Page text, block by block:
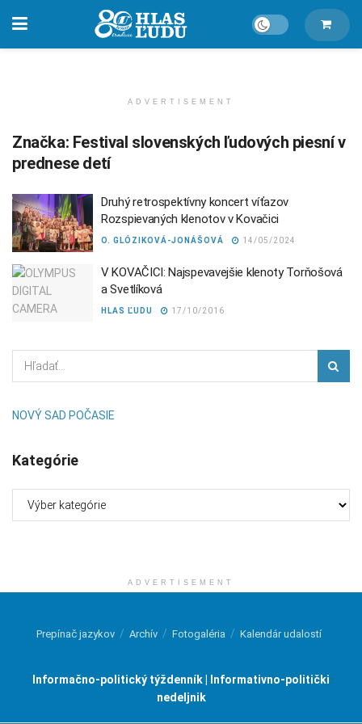
ADVERTISEMENT
Značka: Festival slovenských ľudových piesní v
prednese detí
Druhý retrospektívny koncert víťazov
Rozspievaných klenotov v Kovačici
O. GLÓZIKOVÁ-JONÁŠOVÁ 14/05/2024
V KOVAČICI: Najspevavejšie klenoty Torňošová
a Svetlíková
HLAS ĽUDU 17/10/2016
NOVÝ SAD POČASIE
Kategórie
ADVERTISEMENT
Prepínač jazykov Archív Fotogaléria Kalendár udalostí
Informačno-politický týždenník | Informativno-politički
nedeljnik